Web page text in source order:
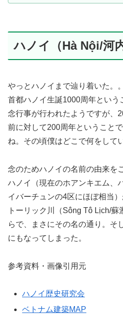
ハノイ（Hà Nội/河
やっとハノイまで辿り着いた。
首都ハノイ生誕1000周年という
念行事が行われたようですが、
前に対して200周年ということ
ね。その頃僕はどこで何をして
念のためハノイの名前の由来を
ハノイ（現在のホアンキエム、
イバーチュンの4区にほぼ相当
トーリック川（Sông Tô Lịch/
らで、まさにその名の通り。そ
にもなってしまった。
参考資料・画像引用元
ハノイ歴史研究会
ベトナム建築MAP